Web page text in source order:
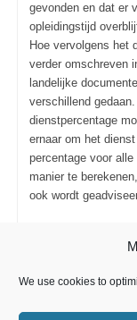
We use cookies to
gevonden en dat er
opleidingstijd
Hoe vervolgens het
verder omschreven
landelijke
verschillend
dienstpercentage
ernaar om het dienst
percentage voor
manier te
ook wordt
l
l